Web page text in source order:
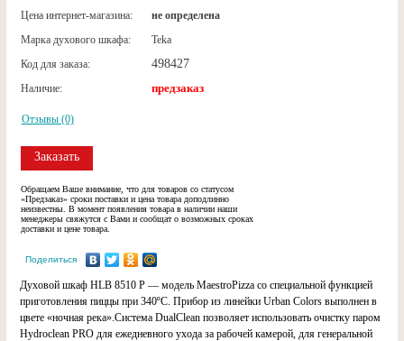
Цена интернет-магазина:
не определена
Марка духового шкафа:
Teka
Код для заказа:
498427
Наличие: предзаказ
Отзывы (0)
Заказать
Обращаем Ваше внимание, что для товаров со статусом
«Предзаказ» сроки поставки и цена товара доподлинно
неизвестны. В момент появления товара в наличии наши
менеджеры свяжутся с Вами и сообщат о возможных сроках
доставки и цене товара.
Поделиться
Духовой шкаф HLB 8510 P — модель MaestroPizza со специальной функцией
приготовления пиццы при 340ºC. Прибор из линейки Urban Colors выполнен в
цвете «ночная река».Система DualClean позволяет использовать очистку паром
Hydroclean PRO для ежедневного ухода за рабочей камерой, для генеральной